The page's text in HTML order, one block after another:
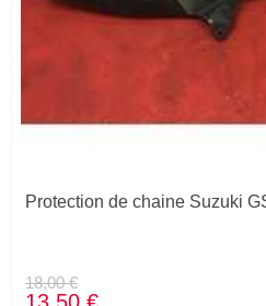
Protection de chaine Suzuki
18,00 €